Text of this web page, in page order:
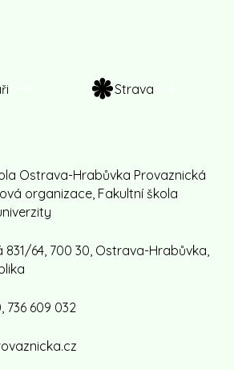
Strava
Ostrava-Hrabůvka Provaznická
organizace, Fakultní škola
831/64, 700 30, Ostrava-Hrabůvka,
736 609 032